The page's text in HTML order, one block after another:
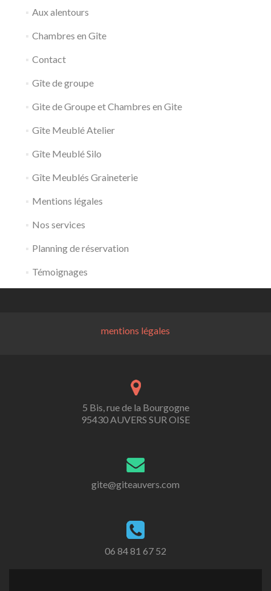
Aux alentours
Chambres en Gîte
Contact
Gîte de groupe
Gite de Groupe et Chambres en Gite
Gîte Meublé Atelier
Gîte Meublé Silo
Gîte Meublés Graineterie
Mentions légales
Nos services
Planning de réservation
Témoignages
mentions légales
5 Bis, rue de la Bourgogne
95430 AUVERS SUR OISE
gite@giteauvers.com
06 84 81 67 52